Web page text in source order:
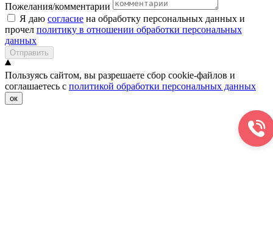
Пожелания/комментарии
Я даю согласие на обработку персональных данных и
прочел политику в отношении обработки персональных
данных
Отправить
Пользуясь сайтом, вы разрешаете сбор cookie-файлов и
соглашаетесь с политикой обработки персональных данных
ок